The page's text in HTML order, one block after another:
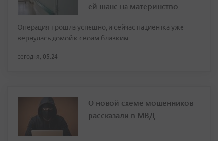
ей шанс на материнство
Операция прошла успешно, и сейчас пациентка уже
вернулась домой к своим близким
сегодня, 05:24
О новой схеме мошенников
рассказали в МВД